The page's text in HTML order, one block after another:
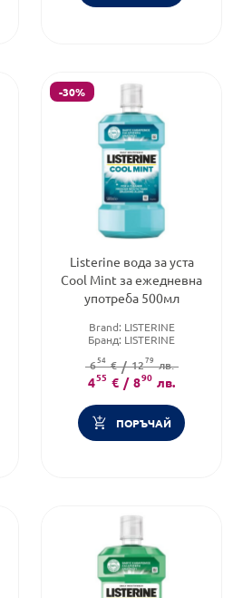
-30%
Listerine вода за уста
Cool Mint за ежедневна
употреба 500мл
Brand: LISTERINE
Бранд: LISTERINE
654€ / 1279лв.
455 € / 890 лв.
ПОРЪЧАЙ